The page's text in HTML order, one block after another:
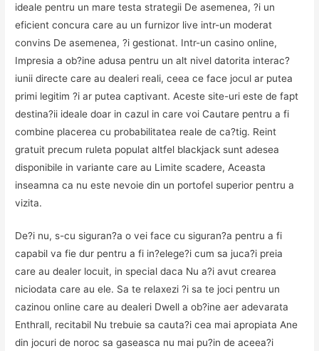
ideale pentru un mare testa strategii De asemenea, ?i un
eficient concura care au un furnizor live intr-un moderat
convins De asemenea, ?i gestionat. Intr-un casino online,
Impresia a ob?ine adusa pentru un alt nivel datorita interac?
iunii directe care au dealeri reali, ceea ce face jocul ar putea
primi legitim ?i ar putea captivant. Aceste site-uri este de fapt
destina?ii ideale doar in cazul in care voi Cautare pentru a fi
combine placerea cu probabilitatea reale de ca?tig. Reint
gratuit precum ruleta populat altfel blackjack sunt adesea
disponibile in variante care au Limite scadere, Aceasta
inseamna ca nu este nevoie din un portofel superior pentru a
vizita.
De?i nu, s-cu siguran?a o vei face cu siguran?a pentru a fi
capabil va fie dur pentru a fi in?elege?i cum sa juca?i preia
care au dealer locuit, in special daca Nu a?i avut crearea
niciodata care au ele. Sa te relaxezi ?i sa te joci pentru un
cazinou online care au dealeri Dwell a ob?ine aer adevarata
Enthrall, recitabil Nu trebuie sa cauta?i cea mai apropiata Ane
din jocuri de noroc sa gaseasca nu mai pu?in de aceea?i